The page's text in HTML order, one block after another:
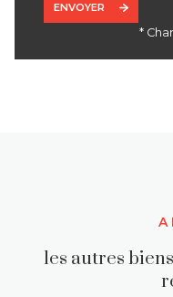
ENVOYER
*
A
les autres